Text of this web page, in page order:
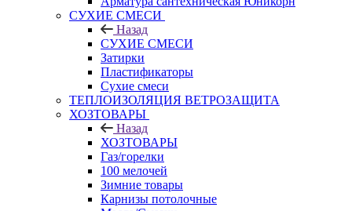
СУХИЕ СМЕСИ
Назад
СУХИЕ СМЕСИ
Затирки
Пластификаторы
Сухие смеси
ТЕПЛОИЗОЛЯЦИЯ ВЕТРОЗАЩИТА
ХОЗТОВАРЫ
Назад
ХОЗТОВАРЫ
Газ/горелки
100 мелочей
Зимние товары
Карнизы потолочные